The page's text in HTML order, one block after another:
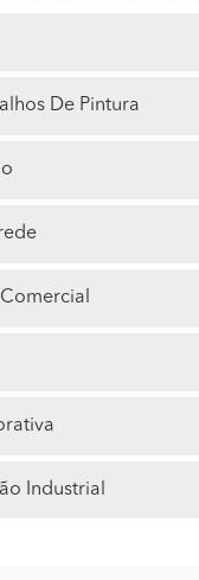
De Pintura
Industrial